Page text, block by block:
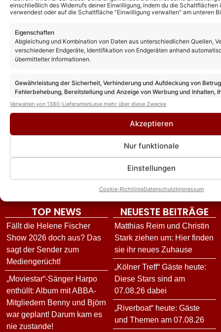
einschließlich des Widerrufs deiner Einwilligung, indem du die
verwendest oder auf die Schaltfläche "Einwilligung verwalten" am unteren
Eigenschaften
Abgleichung und Kombination von Daten aus unterschiedlichen Quellen,
verschiedener Endgeräte, Identifikation von Endgeräten anhand
übermittelter Informationen.
Gewährleistung der Sicherheit, Verhinderung und Aufdeckung von
Fehlerbehebung, Bereitstellung und Anzeige von Werbung und Inhalten,
Entscheidungen zum Datenschutz speichern und übermitteln.
Verwalten von 1380-LieferantenLese mehr über diese Zwecke
Akzeptieren
Nur funktionale
Einstellungen
Cookie-RichtlinieDatenschutzImpressum
DIE VIELFALT UNSERES ANGEBOTES
Event-Berichte
Österreich
Mallorca
Unterhaltung
Fotogalerien
Schlagervideos
TOP NEWS
Fällt die Helene Fischer
Show 2026 doch aus? Das
sagt der Sender zum
Mediengerücht!
„Moviestar“-Sänger Harpo
enthüllt: Album mit ABBA-
Mitgliedern Benny und Björn
war geplant! Darum kam es
nie zustande!
NEUESTE BEITRÄGE
Matthias Reim und Christin
Stark ziehen um: Hier finden
sie ihr neues Zuhause
„Kölner Treff“ Gäste heute:
Diese Stars sind am
07.08.26 dabei
„Riverboat“ heute: Gäste
und Themen am 07.08.26